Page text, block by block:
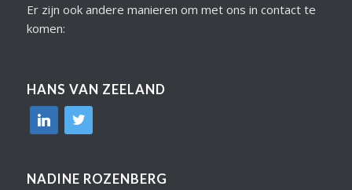
Er zijn ook andere manieren om met ons in contact te
komen:
HANS VAN ZEELAND
linkedin
twitter
NADINE ROZENBERG